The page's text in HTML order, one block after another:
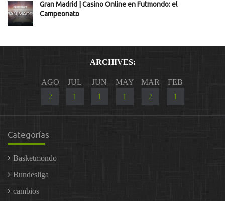
Gran Madrid | Casino Online en Futmondo: el
Campeonato
ARCHIVES:
AGO
2
JUL
1
JUN
1
MAY
1
MAR
2
FEB
1
Categorías
Basketmondo
Bundesliga
cambios